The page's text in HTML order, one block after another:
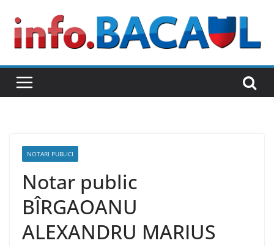
content
NOTARI PUBLICI
Notar public
BÎRGAOANU
ALEXANDRU MARIUS